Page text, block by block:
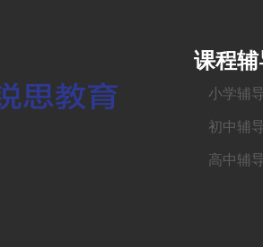
课程辅
小学辅
初中辅
高中辅